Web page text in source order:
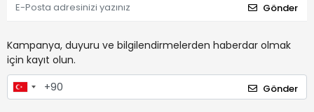
Gönder
Kampanya, duyuru ve bilgilendirmelerden haberdar olmak
için kayıt olun.
Gönder